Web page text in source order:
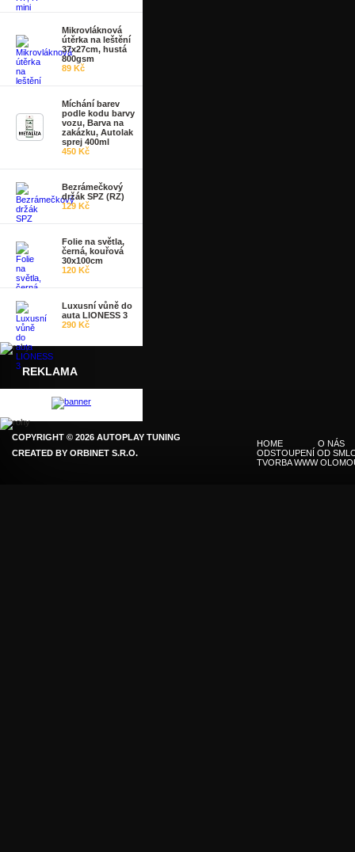
Mikrovláknová
útěrka na leštění
37x27cm, hustá
800gsm
89 Kč
Míchání barev
podle kodu barvy
vozu, Barva na
zakázku, Autolak
sprej 400ml
450 Kč
Bezrámečkový
držák SPZ (RZ)
129 Kč
Folie na světla,
černá, kouřová
30x100cm
120 Kč
Luxusní vůně do
auta LIONESS 3
290 Kč
REKLAMA
COPYRIGHT © 2026 AUTOPLAY TUNING
CREATED BY ORBINET S.R.O.
HOME
O NÁS
ODSTOUPENÍ OD
TVORBA WWW